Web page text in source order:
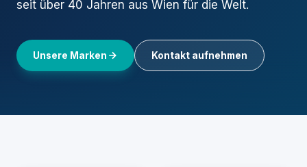
seit über 40 Jahren aus Wien für die Welt.
Unsere Marken Kontakt aufnehmen